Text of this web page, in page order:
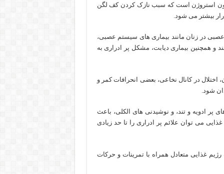
استروژن است که سبب نازک کردن کف لگن
بیشتر می شود.
در زنان مانند بیماری های سیستم عصبی،
همچنین بیماری دیابت، مشکل پر ادراری به
اختلال در کانال نخاعی، بعضی انحرافات کمر و
شود.
پر ادویه و تند، و نوشیدنی های الکلی، باعث
می توان علائم پر ادراری را تا حد زیادی
غذایی متعادل همراه با تمرینات و حرکات